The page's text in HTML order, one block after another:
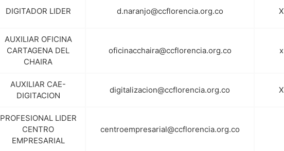
DIGITADOR LIDER d.naranjo@ccflorencia.org.co X
AUXILIAR OFICINA
CARTAGENA DEL
CHAIRA
oficinacchaira@ccflorencia.org.co x
AUXILIAR CAE-
DIGITACION
digitalizacion@ccflorencia.org.co X
PROFESIONAL LIDER
CENTRO
EMPRESARIAL
centroempresarial@ccflorencia.org.co